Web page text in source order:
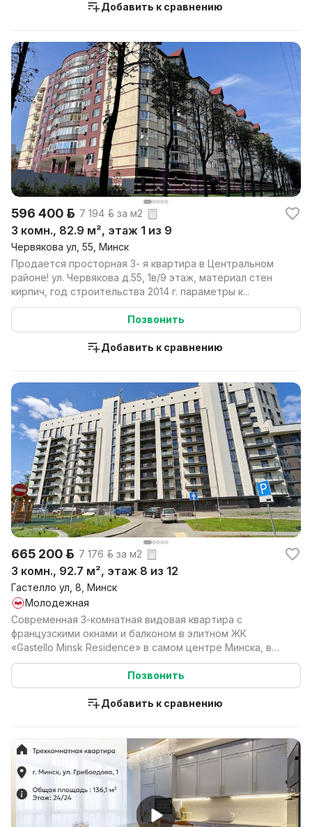
Добавить к сравнению
596 400 р. 7 194 р. за м2
3 комн., 82.9 м², этаж 1 из 9
Червякова ул, 55, Минск
Продается просторная 3- я квартира в Центральном
районе! ул. Червякова д.55, 1в/9 этаж, материал стен
кирпич, год строительства 2014 г. параметры к...
Позвонить
Добавить к сравнению
665 200 р. 7 176 р. за м2
3 комн., 92.7 м², этаж 8 из 12
Гастелло ул, 8, Минск
Молодежная
Современная 3-комнатная видовая квартира с
французскими окнами и балконом в элитном ЖК
«Gastello Minsk Residence» в самом центре Минска, в
доме с подз...
Позвонить
Добавить к сравнению